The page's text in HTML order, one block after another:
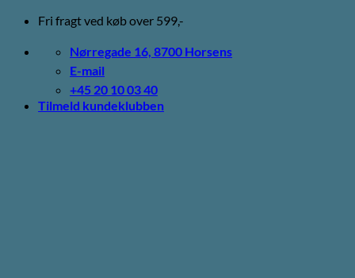
Fortsæt
indhold
Fri fragt ved køb over 599,-
Nørregade 16, 8700 Horsens
E-mail
+45 20 10 03 40
Tilmeld kundeklubben